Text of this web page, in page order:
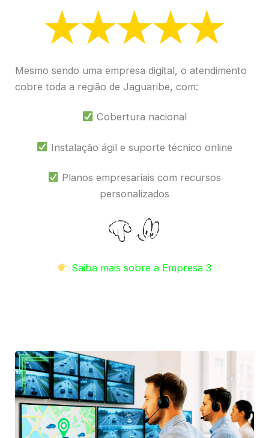
Mesmo sendo uma empresa digital, o atendimento
cobre toda a região de Jaguaribe, com:
Cobertura nacional
Instalação ágil e suporte técnico online
Planos empresariais com recursos
personalizados
Saiba mais sobre a Empresa 3